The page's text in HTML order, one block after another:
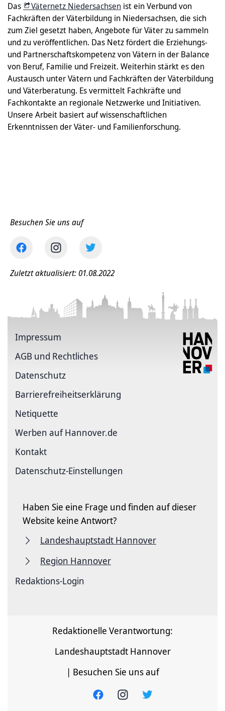
Das Väternetz Niedersachsen ist ein Verbund von
Fachkräften der Väterbildung in Niedersachsen, die sich
zum Ziel gesetzt haben, Angebote für Väter zu sammeln
und zu veröffentlichen. Das Netz fördert die Erziehungs-
und Partnerschaftskompetenz von Vätern in der Balance
von Beruf, Familie und Freizeit. Weiterhin stärkt es den
Austausch unter Vätern und Fachkräften der Väterbildung
und Väterberatung. Es vermittelt Fachkräfte und
Fachkontakte an regionale Netzwerke und Initiativen.
Unsere Arbeit basiert auf wissenschaftlichen
Erkenntnissen der Väter- und Familienforschung.
Besuchen Sie uns auf
Zuletzt aktualisiert: 01.08.2022
Impressum
AGB und Rechtliches
Datenschutz
Barriere­freiheits­erklärung
Netiquette
Werben auf Hannover.de
Kontakt
Datenschutz-Einstellungen
Haben Sie eine Frage und finden auf dieser
Website keine Antwort?
Landeshauptstadt Hannover
Region Hannover
Redaktions-Login
Redaktionelle Verantwortung:
Landeshauptstadt Hannover
| Besuchen Sie uns auf